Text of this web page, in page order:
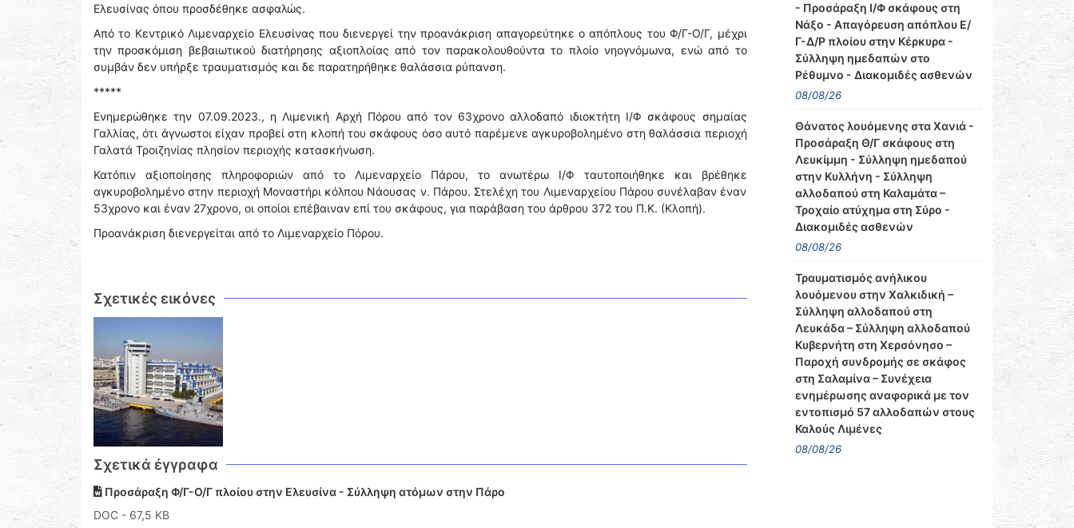
Ελευσίνας όπου προσδέθηκε ασφαλώς.
Από το Κεντρικό Λιμεναρχείο Ελευσίνας που διενεργεί την προανάκριση απαγορεύτηκε ο απόπλους του Φ/Γ-Ο/Γ, μέχρι
την προσκόμιση βεβαιωτικού διατήρησης αξιοπλοίας από τον παρακολουθούντα το πλοίο νηογνόμωνα, ενώ από το
συμβάν δεν υπήρξε τραυματισμός και δε παρατηρήθηκε θαλάσσια ρύπανση.
*****
Ενημερώθηκε την 07.09.2023., η Λιμενική Αρχή Πόρου από τον 63χρονο αλλοδαπό ιδιοκτήτη Ι/Φ σκάφους σημαίας
Γαλλίας, ότι άγνωστοι είχαν προβεί στη κλοπή του σκάφους όσο αυτό παρέμενε αγκυροβολημένο στη θαλάσσια περιοχή
Γαλατά Τροιζηνίας πλησίον περιοχής κατασκήνωση.
Κατόπιν αξιοποίησης πληροφοριών από το Λιμεναρχείο Πάρου, το ανωτέρω Ι/Φ ταυτοποιήθηκε και βρέθηκε
αγκυροβολημένο στην περιοχή Μοναστήρι κόλπου Νάουσας ν. Πάρου. Στελέχη του Λιμεναρχείου Πάρου συνέλαβαν έναν
53χρονο και έναν 27χρονο, οι οποίοι επέβαιναν επί του σκάφους, για παράβαση του άρθρου 372 του Π.Κ. (Κλοπή).
Προανάκριση διενεργείται από το Λιμεναρχείο Πόρου.
Σχετικές εικόνες
Σχετικά έγγραφα
Προσάραξη Φ/Γ-Ο/Γ πλοίου στην Ελευσίνα - Σύλληψη ατόμων στην Πάρο
DOC - 67,5 KB
- Προσάραξη Ι/Φ σκάφους στη
Νάξο - Απαγόρευση απόπλου Ε/
Γ-Δ/Ρ πλοίου στην Κέρκυρα -
Σύλληψη ημεδαπών στο
Ρέθυμνο - Διακομιδές ασθενών
08/08/26
Θάνατος λουόμενης στα Χανιά -
Προσάραξη Θ/Γ σκάφους στη
Λευκίμμη - Σύλληψη ημεδαπού
στην Κυλλήνη - Σύλληψη
αλλοδαπού στη Καλαμάτα –
Τροχαίο ατύχημα στη Σύρο -
Διακομιδές ασθενών
08/08/26
Τραυματισμός ανήλικου
λουόμενου στην Χαλκιδική –
Σύλληψη αλλοδαπού στη
Λευκάδα – Σύλληψη αλλοδαπού
Κυβερνήτη στη Χερσόνησο –
Παροχή συνδρομής σε σκάφος
στη Σαλαμίνα – Συνέχεια
ενημέρωσης αναφορικά με τον
εντοπισμό 57 αλλοδαπών στους
Καλούς Λιμένες
08/08/26